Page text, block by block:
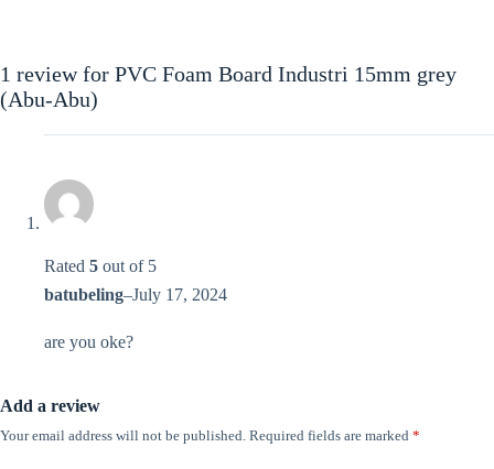
1 review for PVC Foam Board Industri 15mm grey
(Abu-Abu)
Rated 5 out of 5
batubeling–July 17, 2024
are you oke?
Add a review
Your email address will not be published. Required fields are marked *